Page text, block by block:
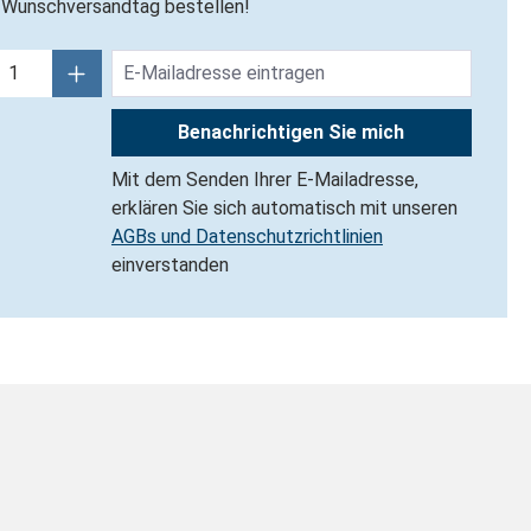
bestellen!
Benachrichtigen Sie mich
Mit dem Senden Ihrer E-Mailadresse,
erklären Sie sich automatisch mit unseren
AGBs und Datenschutzrichtlinien
einverstanden